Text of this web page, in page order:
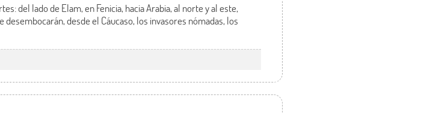
del lado de Elam, en Fenicia, hacia Arabia, al norte y al este,
desde el Cáucaso, los invasores nómadas, los